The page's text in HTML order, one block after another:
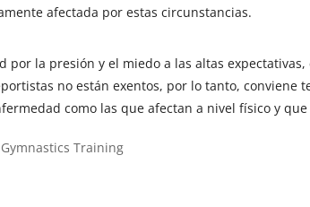
afectada por estas circunstancias.
por la presión y el miedo a las altas
no están exentos, por lo tanto, conviene
como las que afectan a nivel físico y